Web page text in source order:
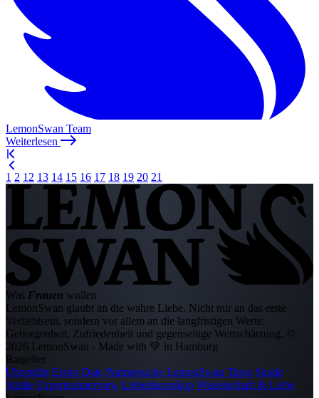
LemonSwan Team
Weiterlesen
1 2 12 13 14 15 16 17 18 19 20 21
Was Frauen wollen
LemonSwan glaubt an die wahre Liebe. Nicht nur an das erste
Verliebtsein, sondern vor allem an die langfristigen Werte:
Geborgenheit, Zufriedenheit und gegenseitige Wertschätzung. ©
2026 LemonSwan - Made with 💚 in Hamburg
Ratgeber
Übersicht Erstes Date Partnersuche LemonSwan Tipps Single
Städte Experteninterview Liebeshoroskop Wissenschaft & Liebe